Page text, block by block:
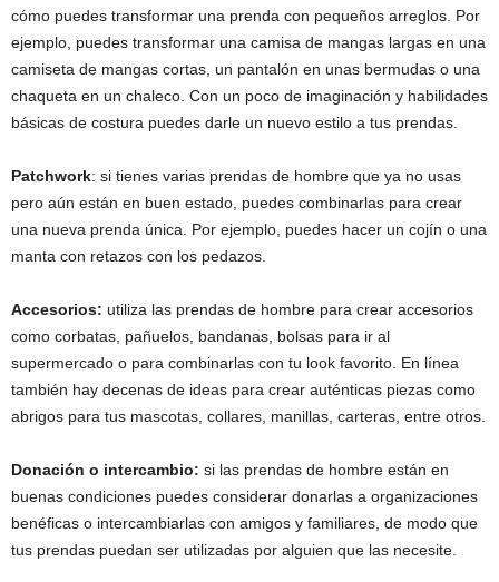
cómo puedes transformar una prenda con pequeños arreglos. Por
ejemplo, puedes transformar una camisa de mangas largas en una
camiseta de mangas cortas, un pantalón en unas bermudas o una
chaqueta en un chaleco. Con un poco de imaginación y habilidades
básicas de costura puedes darle un nuevo estilo a tus prendas.
Patchwork: si tienes varias prendas de hombre que ya no usas
pero aún están en buen estado, puedes combinarlas para crear
una nueva prenda única. Por ejemplo, puedes hacer un cojín o una
manta con retazos con los pedazos.
Accesorios: utiliza las prendas de hombre para crear accesorios
como corbatas, pañuelos, bandanas, bolsas para ir al
supermercado o para combinarlas con tu look favorito. En línea
también hay decenas de ideas para crear auténticas piezas como
abrigos para tus mascotas, collares, manillas, carteras, entre otros.
Donación o intercambio: si las prendas de hombre están en
buenas condiciones puedes considerar donarlas a organizaciones
benéficas o intercambiarlas con amigos y familiares, de modo que
tus prendas puedan ser utilizadas por alguien que las necesite.